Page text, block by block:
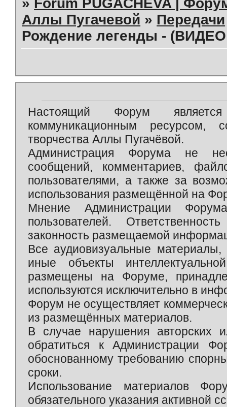
Аллы Пугачевой » Передачи
Рождение легенды -
Настоящий Форум является
коммуникационным ресурсом,
творчества Аллы Пугачёвой.
Администрация Форума не
сообщений, комментариев,
пользователями, а также за
использования размещённой на
Мнение Администрации
пользователей.
законность размещаемой
Все аудиовизуальные
иные объекты
размещены на Форуме,
используются исключительно в
Форум не осуществляет
из размещённых материалов.
В случае нарушения авторских
обратиться к Администрации
обоснованному требованию
сроки.
Использование материалов
обязательного указания активной